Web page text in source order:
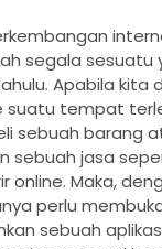
segala sesuatu
Apabila kita
suatu tempat
sebuah barang
sebuah jasa
online. Maka,
perlu
sebuah